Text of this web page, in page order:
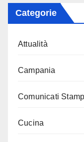
Categorie
Attualità
Campania
Comunicati
Cucina